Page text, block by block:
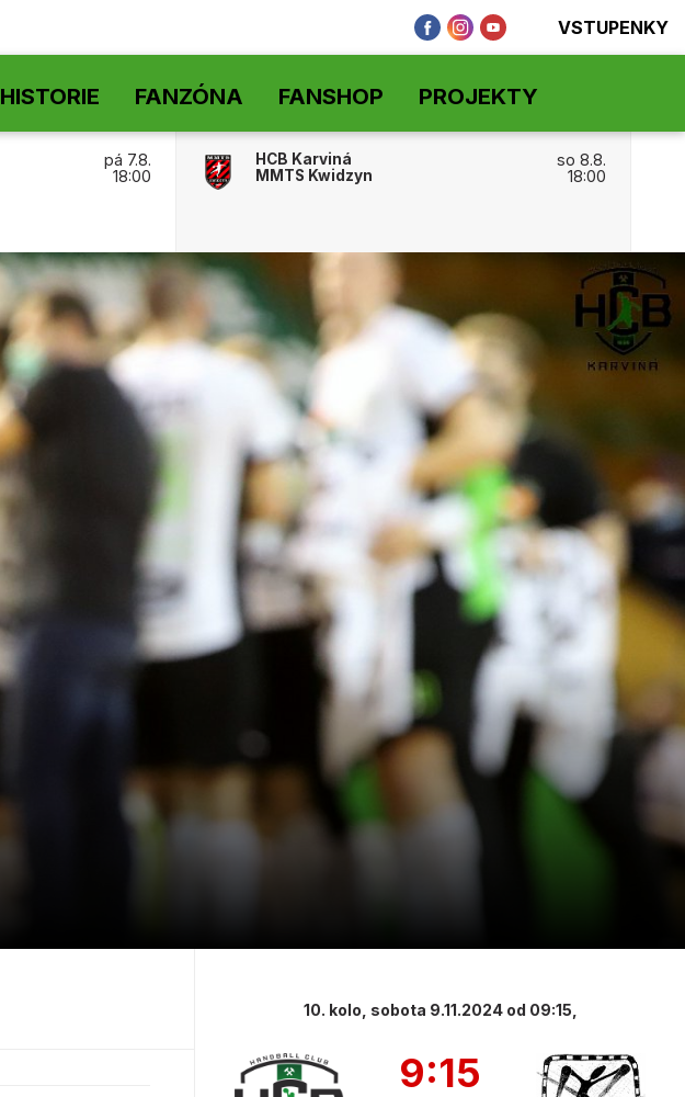
VSTUPENKY
HISTORIE FANZÓNA FANSHOP PROJEKTY
pá 7.8.
18:00
HCB Karviná
MMTS Kwidzyn
so 8.8.
18:00
10. kolo, sobota 9.11.2024 od 09:15,
9:15